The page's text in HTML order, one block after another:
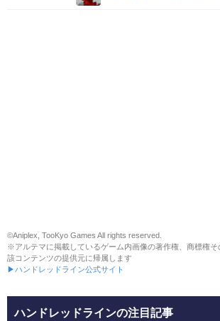
©Aniplex, TooKyo Games All rights reserved.
※アルテマに掲載しているゲーム内画像の著作権、商標権そ
該コンテンツの提供元に帰属します
▶ハンドレッドライン公式サイト
ハンドレッドラインの注目記事